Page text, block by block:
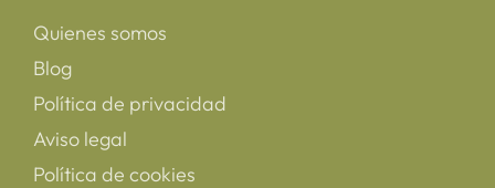
Quienes somos
Blog
Política de privacidad
Aviso legal
Política de cookies